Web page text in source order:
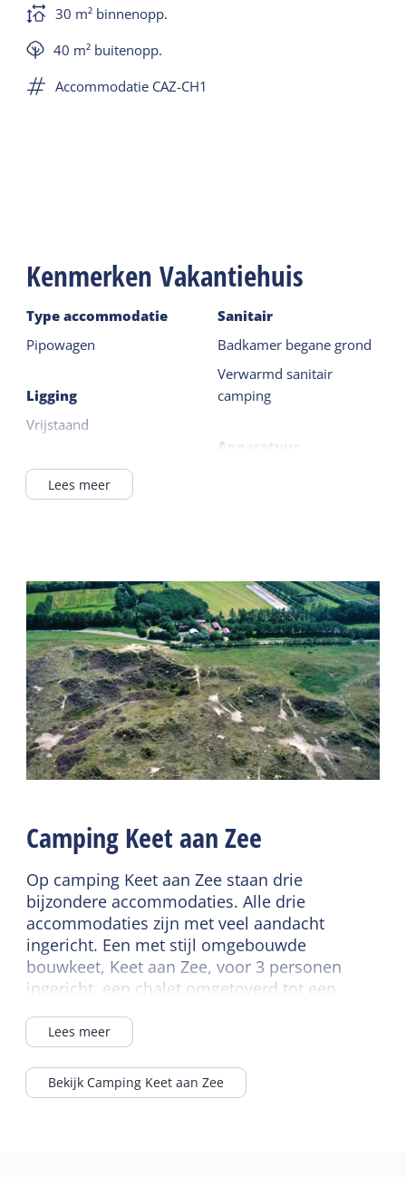
30 m² binnenopp.
40 m² buitenopp.
Accommodatie CAZ-CH1
Kenmerken Vakantiehuis
Type accommodatie
Pipowagen
Ligging
Vrijstaand
In het duingebied
Huisdiervrij
Slaapkamer begane
grond
Gaskachel
Rookvrij
Dekbedden
Sanitair
Badkamer begane grond
Verwarmd sanitair
camping
Apparatuur
Buiten
Terras
Gedeelde faciliteiten
Speelveld
Lees meer
Camping Keet aan Zee
Op camping Keet aan Zee staan drie
bijzondere accommodaties. Alle drie
accommodaties zijn met veel aandacht
ingericht. Een met stijl omgebouwde
bouwkeet, Keet aan Zee, voor 3 personen
ingericht, een chalet omgetoverd tot een
een compleet ingerichte Tent ook voor 4 met
eigen sanitair. Kom hier lekker tot rust. Er is
wifi.
Lees meer
Bekijk Camping Keet aan Zee